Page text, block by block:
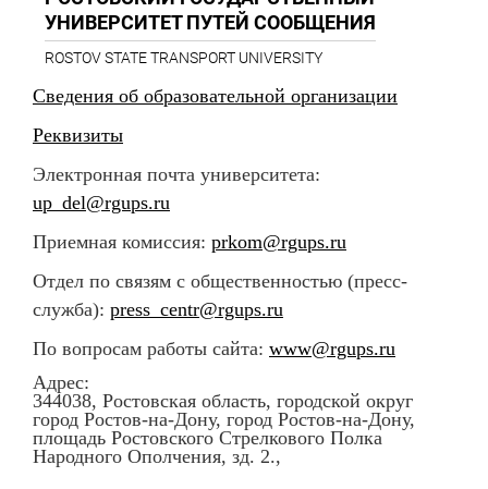
УНИВЕРСИТЕТ ПУТЕЙ СООБЩЕНИЯ
ROSTOV STATE TRANSPORT UNIVERSITY
Сведения об образовательной организации
Реквизиты
Электронная почта университета:
up_del@rgups.ru
Приемная комиссия: prkom@rgups.ru
Отдел по связям с общественностью (пресс-
служба): press_centr@rgups.ru
По вопросам работы сайта: www@rgups.ru
Адрес:
344038, Ростовская область, городской округ
город Ростов-на-Дону, город Ростов-на-Дону,
площадь Ростовского Стрелкового Полка
Народного Ополчения, зд. 2.,